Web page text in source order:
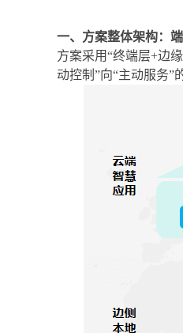
一、方案整体架构：
方案采用“终端层+边
动控制 ”向“主动服务”